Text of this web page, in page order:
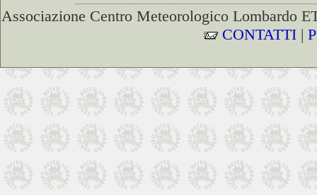
Associazione Centro Meteorologico Lombardo
CONTATTI |